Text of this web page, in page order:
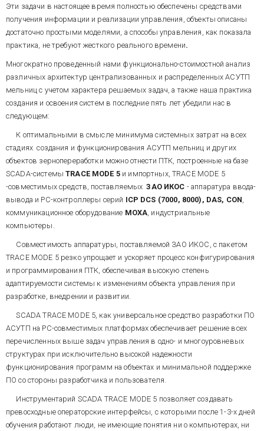
потребовалось всего лишь
восстановить сброшенные
сетевые адреса в нескольких
модулях I-7000 (ближайших к
месту разряда) и
сведения – ПТК системы
включает 15 модулей
удаленного ввода-вывода, в
том числе 10 – ввода
систему ввода-вывода с шиной
ISA и промышленный
компьютер с МРВ TRACE MODE
5 на 1024 канала.
Система предназначена для
задач управления
технологическими режимами на
тонкости, подчеркнем, что от
абсолютного значения
влажности зерна перед
измельчением и от
очень узком диапазоне
значений (не более +/- 0.5 %
абсолютных) решающим
образом зависят
рентабельность работы
мельницы и
конкурентоспособность муки с
точки зрения стабильности ее
На подавляющем большинстве
мельниц, из-за естественных
колебаний влажности исходного
сырья, расходов зерна и воды в
управлении процессом
отклонения влажности зерна
перед помолом достигают +/-
автоматические системы
стабилизации влажности зерна
относятся к числу наиболее
востребованных в мукомольной
в основном, удовлетворялся
весьма дорогим импортом от 3-
4-х зарубежных фирм,
владеющих секретами точного
измерения влажности зерна. В
отечественных разработках
прогресс в данной области в
появлением на рынке
доступных по цене и достаточно
точных СВЧ-влагомеров. Одной
данная система. Ее применение
позволяет сократить размах
колебаний влажности зерна
+/-0.3%, т.е в 3-4 раза. При этом
окупаемость затрат не
превышает нескольких
Структурная схема объекта
управления и расположенных
непосредственно в цеху
на рис. 1. В состав объекта
входят четыре увлажнителя,
представляющие собой
высокоскоростные шнековые
перемешивающие
непрерывные потоки зерна и
воды. Две машины 1-го этапа
параллельно, машины 2-го и 3-
го этапов снабжены
автоматики. Агрегат
преобразователей перед
машинами 1-го этапа
обеспечивает экспозицию
входного потока зерна в
датчике СВЧ влагомера
(производство ФРГ), точное
деление потока между
машинами и измерение
массового расхода зерна в
каждый увлажнитель с
Вода подается в машины с
помощью унифицированных
регулирования, построенных на
аппаратуре фирмы Бюркерт
(ФРГ). Системы имеют жестко
запрограммированный ПИ-
контроллер с токовым входом
для внешнего задатчика.
MISSING File Resource:
url=/images/images.aspx?
Рис. 1. Структурная схема
установок для увлажнения
зерна
Задача управления
регулирование заданного
соотношения расходов зерна и
воды, из которых первый
Эти задачи в настоящее время полностью обеспечены средствами
получения информации и реализации управления, объекты описаны
достаточно простыми моделями, а способы управления, как показала
практика, не требуют жесткого реального времени.
Многократно проведенный нами функционально-стоимостной анализ
различных архитектур централизованных и распределенных АСУТП
мельниц с учетом характера решаемых задач, а также наша практика
создания и освоения систем в последние пять лет убедили нас в
следующем:
К оптимальными в смысле минимума системных затрат на всех
стадиях создания и функционирования АСУТП мельниц и других
объектов зернопереработки можно отнести ПТК, построенные на базе
SCADA-системыTRACE MODE 5 и импортных, TRACE MODE 5
-совместимых средств, поставляемыхЗАО ИКОС - аппаратура ввода-
вывода и РС-контроллеры серий ICP DCS (7000, 8000), DAS, CON,
коммуникационное оборудование MOXA, индустриальные
компьютеры.
Совместимость аппаратуры, поставляемой ЗАО ИКОС, с пакетом
TRACE MODE 5 резко упрощает и ускоряет процесс конфигурирования
и программирования ПТК, обеспечивая высокую степень
адаптируемости системы к изменениям объекта управления при
разработке, внедрении и развитии.
SCADA TRACE MODE 5, как универсальное средство разработки ПО
АСУТП на РС-совместимых платформах обеспечивает решение всех
перечисленных выше задач управления в одно- и многоуровневых
структурах при исключительно высокой надежности
функционирования программ на объектах и минимальной поддержке
ПО со стороны разработчика и пользователя.
Инструментарий SCADA TRACE MODE 5 позволяет создавать
превосходные операторские интерфейсы, с которыми после 1-3-х дней
обучения работают люди, не имеющие понятия ни о компьютерах, ни